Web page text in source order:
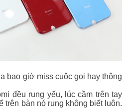
bao giờ miss cuộc gọi hay thông
đều rung yếu, lúc cầm trên tay
trên bàn nó rung không biết luôn.